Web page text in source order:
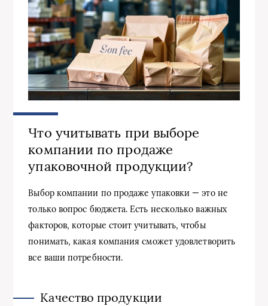
Что учитывать при выборе
компании по продаже
упаковочной продукции?
Выбор компании по продаже упаковки — это не
только вопрос бюджета. Есть несколько важных
факторов, которые стоит учитывать, чтобы
понимать, какая компания сможет удовлетворить
все ваши потребности.
Качество продукции